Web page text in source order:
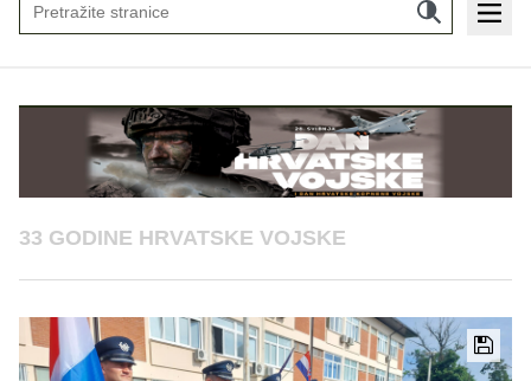
33 GODINE HRVATSKE VOJSKE